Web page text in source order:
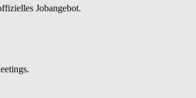
Jobangebot.